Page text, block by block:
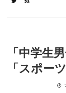
「中学生
「スポー